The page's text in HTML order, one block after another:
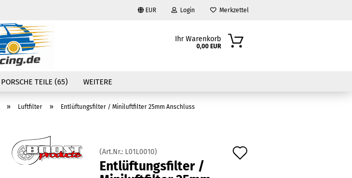
EUR
Währung auswählen
Login
Konto erstellen
Passwort vergessen?
Merkzettel
Ihr Warenkorb
0,00 EUR
PORSCHE TEILE (65) WEITERE
» Luftfilter » Entlüftungsfilter / Miniluftfilter 25mm Anschluss
(Art.Nr.: L01L0010)
Entlüftungsfilter /